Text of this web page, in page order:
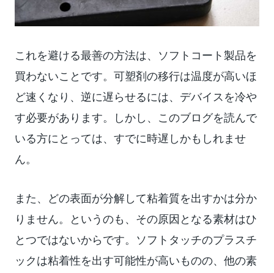
これを避ける最善の方法は、ソフトコート製品を
買わないことです。可塑剤の移行は温度が高いほ
ど速くなり、逆に遅らせるには、デバイスを冷や
す必要があります。しかし、このブログを読んで
いる方にとっては、すでに時遅しかもしれませ
ん。
また、どの表面が分解して粘着質を出すかは分か
りません。というのも、その原因となる素材はひ
とつではないからです。ソフトタッチのプラスチ
ックは粘着性を出す可能性が高いものの、他の素